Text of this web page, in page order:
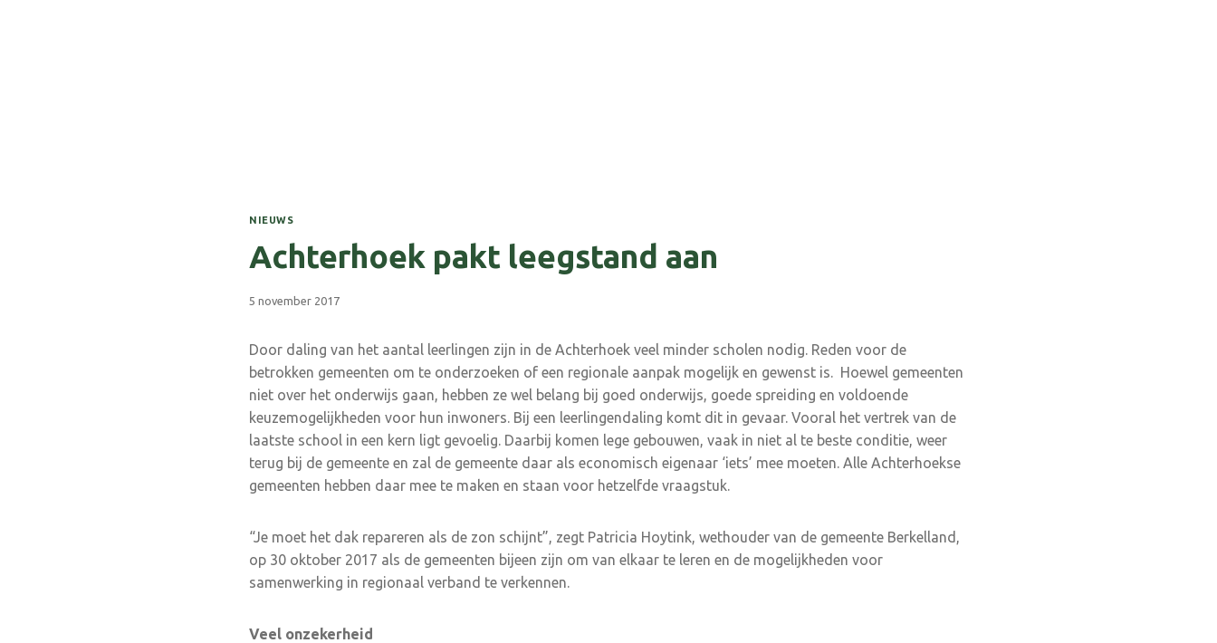
NIEUWS
Achterhoek pakt leegstand aan
5 november 2017
Door daling van het aantal leerlingen zijn in de Achterhoek veel minder scholen nodig. Reden voor de
betrokken gemeenten om te onderzoeken of een regionale aanpak mogelijk en gewenst is. Hoewel gemeenten
niet over het onderwijs gaan, hebben ze wel belang bij goed onderwijs, goede spreiding en voldoende
keuzemogelijkheden voor hun inwoners. Bij een leerlingendaling komt dit in gevaar. Vooral het vertrek van de
laatste school in een kern ligt gevoelig. Daarbij komen lege gebouwen, vaak in niet al te beste conditie, weer
terug bij de gemeente en zal de gemeente daar als economisch eigenaar ‘iets’ mee moeten. Alle Achterhoekse
gemeenten hebben daar mee te maken en staan voor hetzelfde vraagstuk.
“Je moet het dak repareren als de zon schijnt”, zegt Patricia Hoytink, wethouder van de gemeente Berkelland,
op 30 oktober 2017 als de gemeenten bijeen zijn om van elkaar te leren en de mogelijkheden voor
samenwerking in regionaal verband te verkennen.
Veel onzekerheid